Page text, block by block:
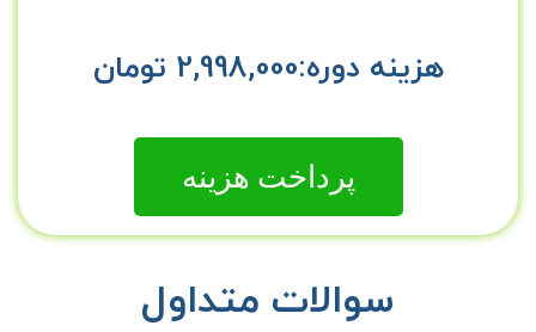
هزینه دوره:2,998,000 تومان
پرداخت هزینه
سوالات متداول